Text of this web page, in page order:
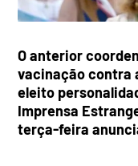
O anterior
vacinação contra
eleito
Imprensa
terça-feira